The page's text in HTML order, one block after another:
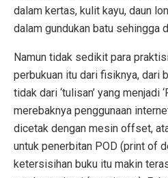
dalam kertas, kulit kayu, daun
dalam gundukan batu sehingga
Namun tidak sedikit para
perbukuan itu dari fisiknya, dari
tidak dari ‘tulisan’ yang menjadi
merebaknya penggunaan
dicetak dengan mesin offset,
untuk penerbitan POD (print of
ketersisihan buku itu makin